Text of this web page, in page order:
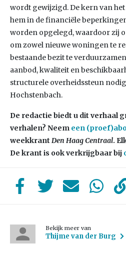
wordt gewijzigd. De kern van
hem in de financiële
worden opgelegd, waardoor zij
om zowel nieuwe woningen te
bestaande bezit te
aanbod, kwaliteit en
structurele overheidssteun
Hochstenbach.
De redactie biedt u dit verhaal
verhalen? Neem een
weekkrant Den Haag Centraal.
De krant is ook verkrijgbaar bij
Bekijk meer van
Thijme van der Burg